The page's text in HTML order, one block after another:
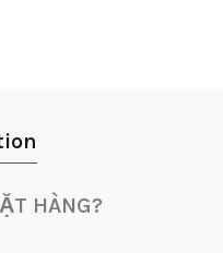
HÀNG?